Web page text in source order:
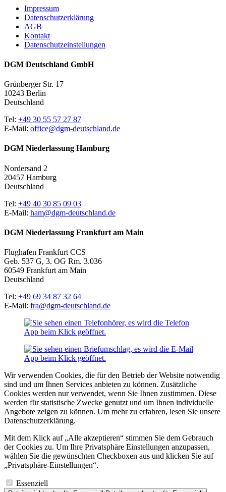
Impressum
Datenschutzerklärung
AGB
Kontakt
Datenschutzeinstellungen
DGM Deutschland GmbH
Grünberger Str. 17
10243 Berlin
Deutschland
Tel: +49 30 55 57 27 87
E-Mail: office@dgm-deutschland.de
DGM Niederlassung Hamburg
Nordersand 2
20457 Hamburg
Deutschland
Tel: +49 40 30 85 09 03
E-Mail: ham@dgm-deutschland.de
DGM Niederlassung Frankfurt am Main
Flughafen Frankfurt CCS
Geb. 537 G, 3. OG Rm. 3.036
60549 Frankfurt am Main
Deutschland
Tel: +49 69 34 87 32 64
E-Mail: fra@dgm-deutschland.de
Wir verwenden Cookies, die für den Betrieb der Website notwendig
sind und um Ihnen Services anbieten zu können. Zusätzliche
Cookies werden nur verwendet, wenn Sie Ihnen zustimmen. Diese
werden für statistische Zwecke genutzt und um Ihnen individuelle
Angebote zeigen zu können. Um mehr zu erfahren, lesen Sie unsere
Datenschutzerklärung.
Mit dem Klick auf „Alle akzeptieren“ stimmen Sie dem Gebrauch
der Cookies zu. Um Ihre Privatsphäre Einstellungen anzupassen,
wählen Sie die gewünschten Checkboxen aus und klicken Sie auf
„Privatsphäre-Einstellungen“.
Essenziell